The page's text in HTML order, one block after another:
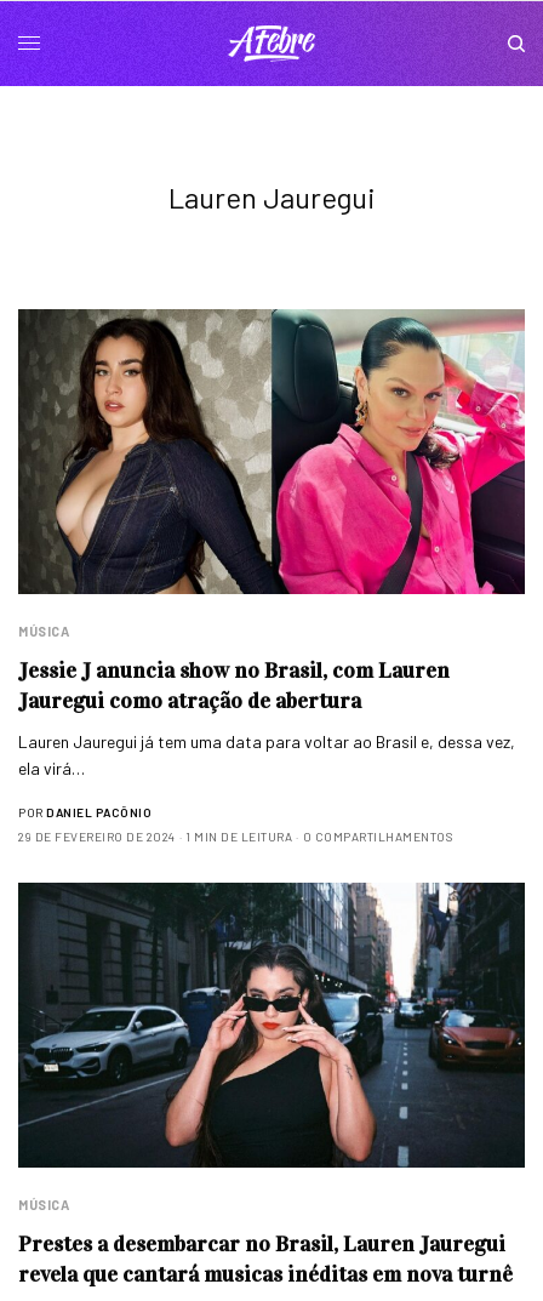
Lauren Jauregui
MÚSICA
Jessie J anuncia show no Brasil, com Lauren
Jauregui como atração de abertura
Lauren Jauregui já tem uma data para voltar ao Brasil e, dessa vez,
ela virá…
POR DANIEL PACÔNIO
29 DE FEVEREIRO DE 2024
1 MIN DE LEITURA 0 COMPARTILHAMENTOS
MÚSICA
Prestes a desembarcar no Brasil, Lauren Jauregui
revela que cantará musicas inéditas em nova turnê